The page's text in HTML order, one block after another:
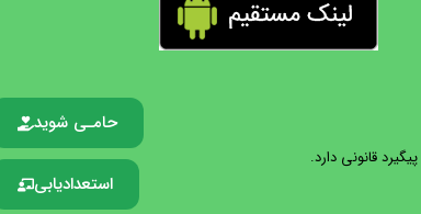
قانونی دارد.
استعدادیابی
حامـی شوید